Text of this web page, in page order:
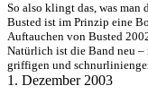
So also klingt das, was man
Busted ist im Prinzip eine
Auftauchen von Busted
Natürlich ist die Band neu –
griffigen und
1. Dezember 2003